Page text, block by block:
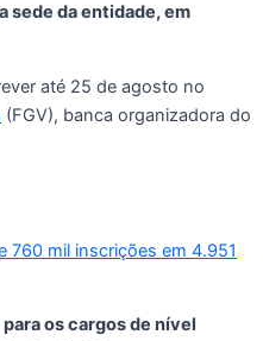
sede da entidade, em
até 25 de agosto no
(FGV), banca organizadora do
760 mil inscrições em 4.951
os cargos de nível